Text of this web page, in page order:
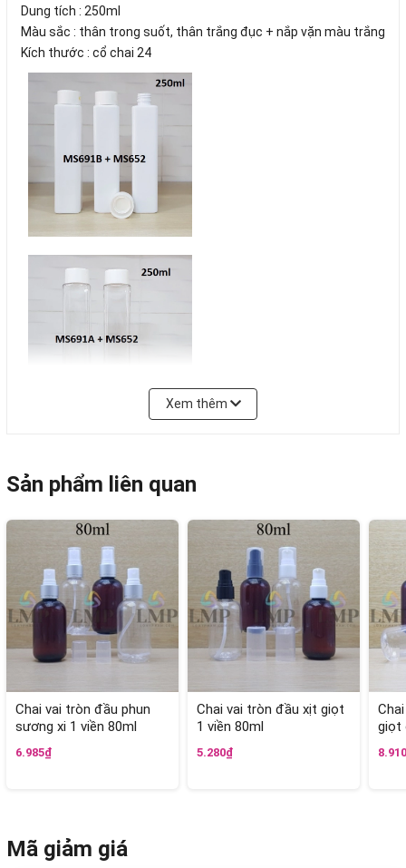
Dung tích : 250ml
Màu sắc : thân trong suốt, thân trắng đục + nắp vặn màu trắng
Kích thước : cổ chai 24
Xem thêm
Sản phẩm liên quan
Chai vai tròn đầu phun
sương xi 1 viền 80ml
6.985₫
Chai vai tròn đầu xịt giọt
1 viền 80ml
5.280₫
giọt
Mã giảm giá